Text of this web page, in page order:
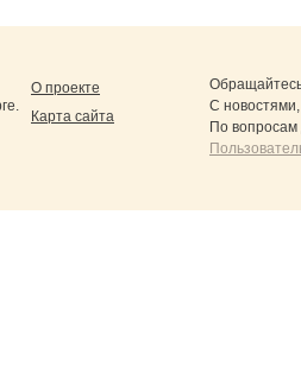
О проекте
Карта сайта
С
По